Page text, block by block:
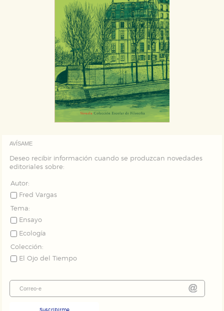
AVÍSAME
Deseo recibir información cuando se produzcan novedades
editoriales sobre:
Autor:
Fred Vargas
Tema:
Ensayo
Ecología
Colección:
El Ojo del Tiempo